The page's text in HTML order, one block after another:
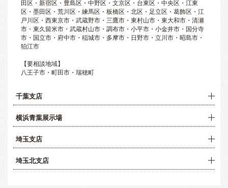
田区・新宿区・豊島区・中野区・文京区・台東区・中央区・江東
区・墨田区・荒川区・練馬区・板橋区・北区・足立区・葛飾区・江
戸川区・西東京市・武蔵野市・三鷹市・東村山市・東大和市・清瀬
市・東久留米市・武蔵村山市・調布市・小平市・小金井市・国分寺
市・国立市・府中市・稲城市・多摩市・日野市・立川市・昭島市・
狛江市
【要相談地域】
八王子市・町田市・瑞穂町
千葉支店
横浜青葉展示場
埼玉支店
埼玉北支店